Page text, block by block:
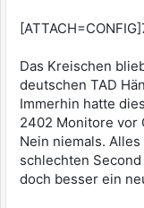
Das Kreischen
deutschen TAD
Immerhin hatte
2402 Monitore vor
Nein niemals.
schlechten
doch besser ein